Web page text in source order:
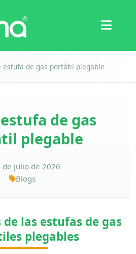
estufa de gas portátil plegable
de gas
plegable
de julio de 2026
Blogs
las estufas de gas
plegables